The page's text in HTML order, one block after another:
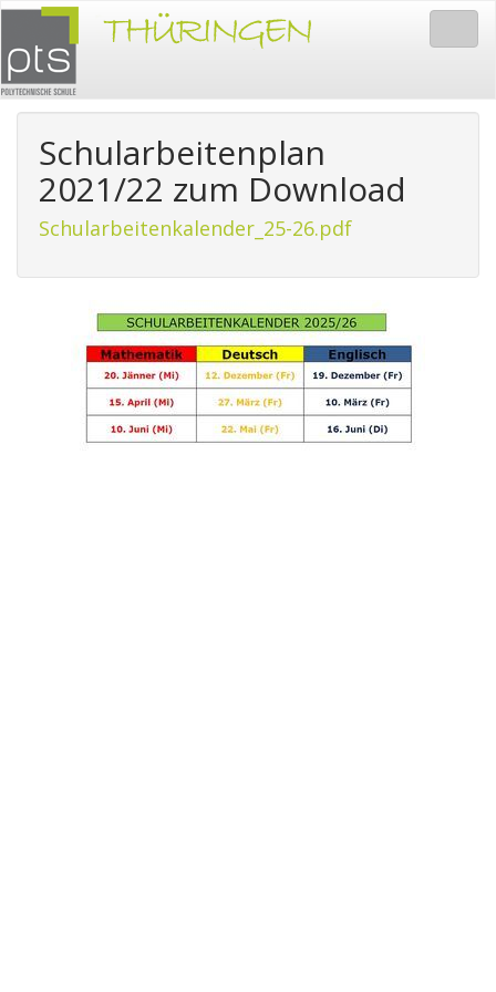
Schularbeitenplan
2021/22 zum Download
Schularbeitenkalender_25-26.pdf